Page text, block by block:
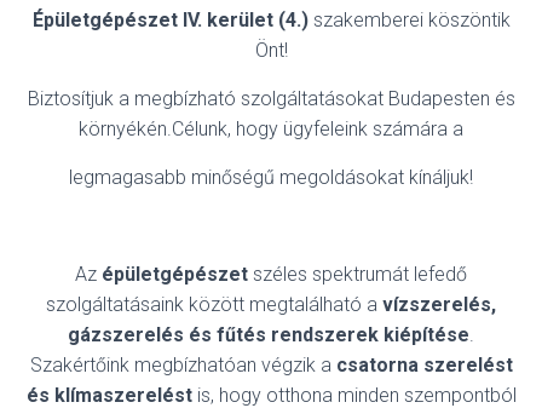
Épületgépészet IV. kerület (4.) szakemberei köszöntik
Önt!
Biztosítjuk a megbízható szolgáltatásokat Budapesten és
környékén.Célunk, hogy ügyfeleink számára a
legmagasabb minőségű megoldásokat kínáljuk!
Az épületgépészet széles spektrumát lefedő
szolgáltatásaink között megtalálható a vízszerelés,
gázszerelés és fűtés rendszerek kiépítése
Szakértőink megbízhatóan végzik a csatorna szerelést
és klímaszereléstis, hogy otthona minden szempontból